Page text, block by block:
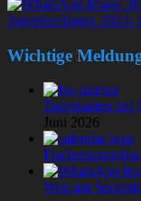
Jugendzeltlager 2024:
Wichtige
Tageskarten bei
Juni 2026
Weg am